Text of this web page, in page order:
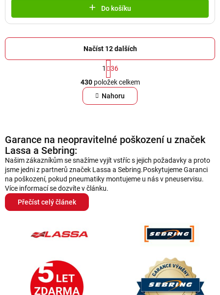
Do košíku
O
v
l
á
c
p
r
v
Načíst 12 dalších
S
t
r
á
n
á
í
1
36
430položek celkem
Nahoru
Garance na neopravitelné poškození u značek
Lassa a Sebring:
Našim zákazníkům se snažíme vyjít vstříc s jejich požadavky a proto
jsme jedni z partnerů značek Lassa a Sebring.Poskytujeme Garanci
na poškození, pokud pneumatiky montujeme u nás v pneuservisu.
Více informací se dozvíte v článku.
Přečíst celý článek